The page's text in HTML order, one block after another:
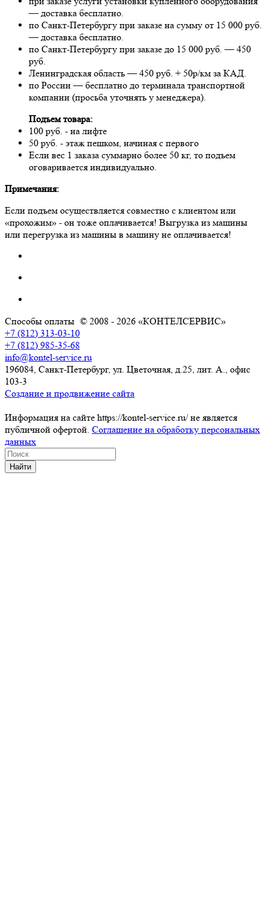
— доставка бесплатно.
по Санкт-Петербургу при заказе на сумму от 15 000 руб.
— доставка бесплатно.
по Санкт-Петербургу при заказе до 15 000 руб. — 450
руб.
Ленинградская область — 450 руб. + 50р/км за КАД.
по России — бесплатно до терминала транспортной
компании (просьба уточнять у менеджера).
Подъем товара:
100 руб. - на лифте
50 руб. - этаж пешком, начиная с первого
Если вес 1 заказа суммарно более 50 кг, то подъем
оговаривается индивидуально.
Примечания:
Если подъем осуществляется совместно с клиентом или
«прохожим» - он тоже оплачивается! Выгрузка из машины
или перегрузка из машины в машину не оплачивается!
Способы оплаты © 2008 - 2026 «КОНТЕЛСЕРВИС»
+7 (812) 313-03-10
+7 (812) 985-35-68
info@kontel-service.ru
196084, Санкт-Петербург, ул. Цветочная, д.25, лит. А., офис
103-3
Создание и продвижение сайта
Информация на сайте https://kontel-service.ru/ не является
публичной офертой. Соглашение на обработку персональных
данных
Найти